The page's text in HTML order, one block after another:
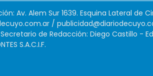
Av. Alem Sur 1639. Esquina Lateral de
/
de Redacción: Diego Castillo -
S.A.C.I.F.